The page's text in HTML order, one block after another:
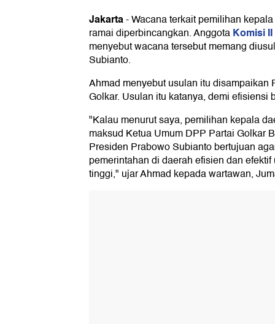
Jakarta-Wacana terkait pemilihan
ramai diperbincangkan. AnggotaKomisi
menyebut wacana tersebut memang
Subianto.
Ahmad menyebut usulan itu disampaikan
Golkar. Usulan itu katanya, demi efisiensi
"Kalau menurut saya, pemilihan kepala
maksud Ketua Umum DPP Partai Golkar
Presiden Prabowo Subianto bertujuan
pemerintahan di daerah efisien dan
tinggi," ujar Ahmad kepada wartawan,